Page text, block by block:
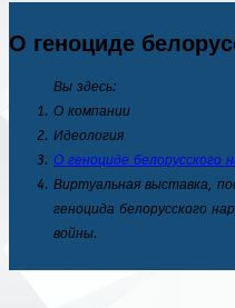
О геноциде
Вы здесь:
О компании
Идеология
О геноциде белорусского
Виртуальная выставка,
геноцида белорусского
войны.